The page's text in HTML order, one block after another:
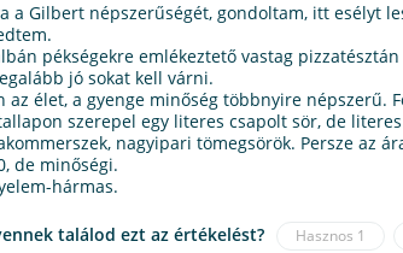
a Gilbert népszerűségét, gondoltam, itt esélyt
pékségekre emlékeztető vastag
jó sokat kell várni.
az élet, a gyenge minőség többnyire népszerű.
szerepel egy literes csapolt sör, de
nagyipari tömegsörök. Persze az
de minőségi.
hármas.
találod ezt az értékelést? Hasznos 1